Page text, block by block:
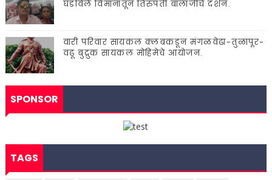
घडविले विमानातून तिरुपती बालाजीचे दर्शन.
वारी परिवार सायकल क्लबकडून मंगळवेढा-तुळापूर-
वढू बुद्रुक सायकल मोहिमेचे आयोजन.
SPONSOR
TAGS